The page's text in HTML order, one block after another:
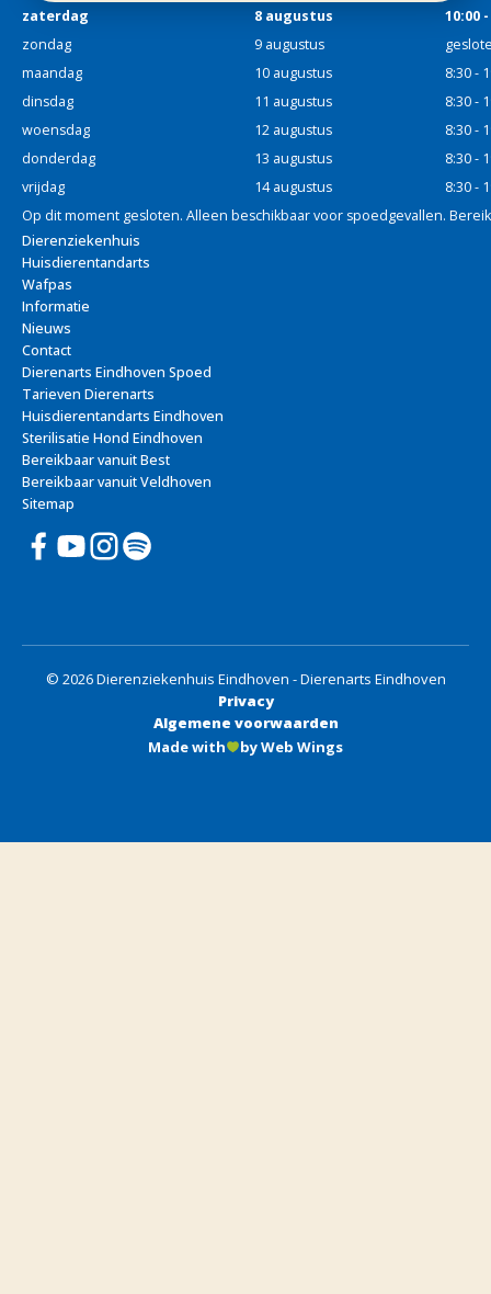
zaterdag 8 augustus
10:00
zondag
9 augustus
maandag
10 augustus
8:30 -
dinsdag
11 augustus
8:30 -
woensdag
12 augustus
8:30 -
donderdag
13 augustus
8:30 -
vrijdag
14 augustus
8:30 -
Op dit moment gesloten. Alleen beschikbaar voor spoedgevallen.
Dierenziekenhuis
Huisdierentandarts
Wafpas
Informatie
Nieuws
Contact
Dierenarts Eindhoven Spoed
Tarieven Dierenarts
Huisdierentandarts Eindhoven
Sterilisatie Hond Eindhoven
Bereikbaar vanuit Best
Bereikbaar vanuit Veldhoven
Sitemap
© 2026 Dierenziekenhuis Eindhoven - Dierenarts Eindhoven
Privacy
Algemene voorwaarden
Made with
by Web Wings